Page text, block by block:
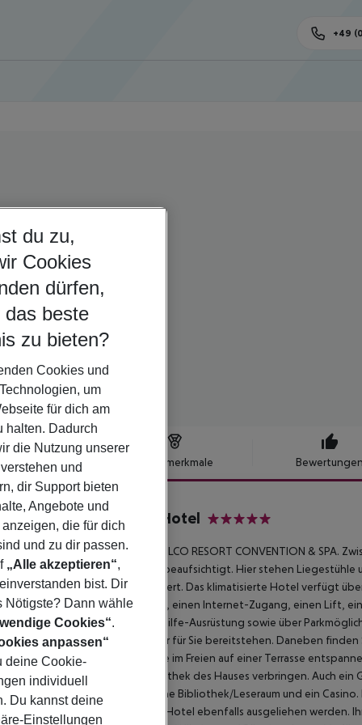
+49
Hotelmerkmale Bewertungen
SPA Casino Sports Hotel
liegt das Hotel ACAPULCO RESORT CONVENTION & SPA.
einen Rettungsschwimmer beaufsichtigt. Hier stehen Liegestühle
erfrischende Getränke serviert. Das klimatisierte Hotel verfügt
möglich), eine Lobbybar, WLAN, einen Internet-Zugang, einen Lift,
und Umkleideräume, eine 1. Hilfe-Ausrüstung sowie über
Pool, an dem Badetücher für Sie bereitstehen. Daneben finden
Darüber hinaus können Sie im Freien auf einer Terrasse
können Sie in der Diskothek des Hauses verbringen. Auch ein
bietet das Hotel eine Bibliothek/Leseraum und ein Casino.
Kinderwagen können im Hotel ebenfalls ausgeliehen werden.
du zu,
Cookies
dürfen,
das beste
zu bieten?
Cookies und
um
für dich am
halten. Dadurch
die Nutzung unserer
und
dir Support bieten
Angebote und
die für dich
und zu dir passen.
„Alle akzeptieren“,
bist. Dir
Nötigste? Dann wähle
Cookies“.
anpassen“
deine Cookie-
individuell
Du kannst deine
Einstellungen